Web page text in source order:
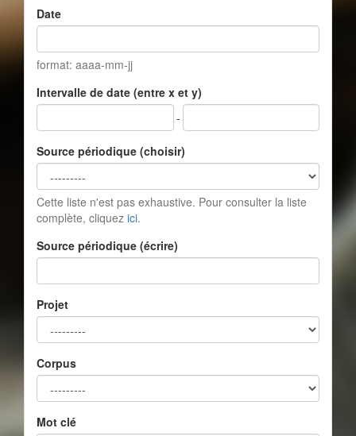
Date
format: aaaa-mm-jj
Intervalle de date (entre x et y)
-
Source périodique (choisir)
Cette liste n'est pas exhaustive. Pour consulter la liste
complète, cliquez ici.
Source périodique (écrire)
Projet
Corpus
Mot clé